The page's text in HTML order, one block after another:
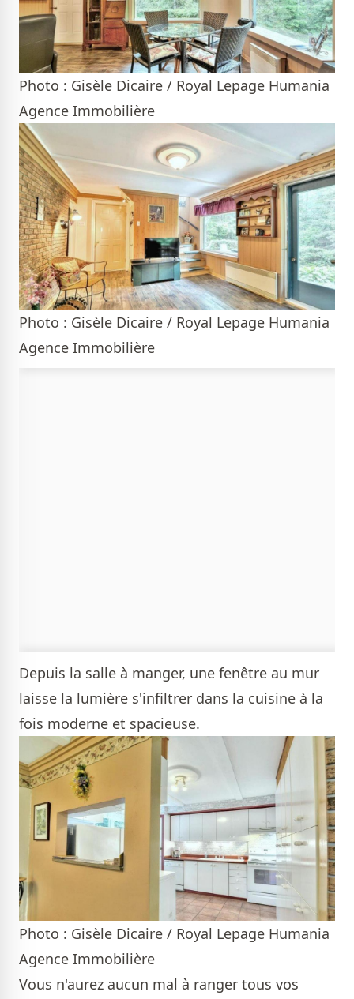
Photo : Gisèle Dicaire / Royal Lepage Humania
Agence Immobilière
Photo : Gisèle Dicaire / Royal Lepage Humania
Agence Immobilière
Depuis la salle à manger, une fenêtre au mur
laisse la lumière s'infiltrer dans la cuisine à la
fois moderne et spacieuse.
Photo : Gisèle Dicaire / Royal Lepage Humania
Agence Immobilière
Vous n'aurez aucun mal à ranger tous vos